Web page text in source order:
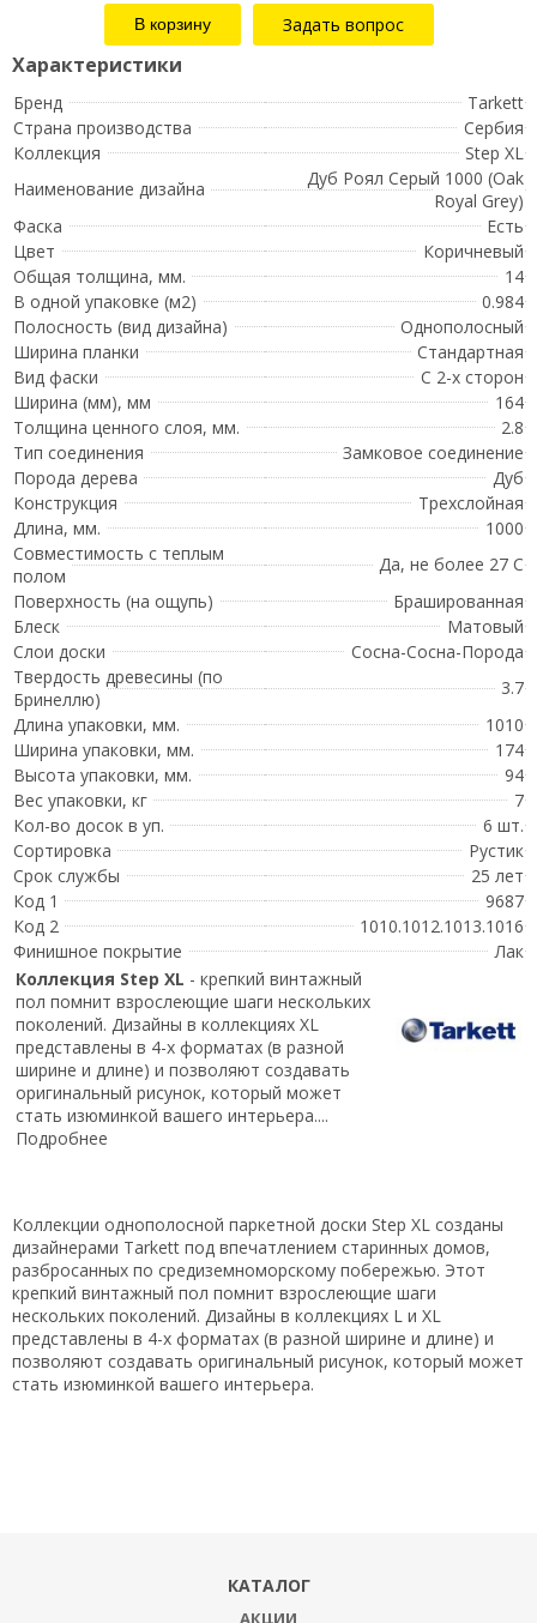
Задать вопрос
Бренд
Tarkett
Страна производства
Сербия
Коллекция
Step XL
Наименование дизайна
Дуб Роял Серый 1000 (Oak
Royal Grey)
Фаска
Есть
Цвет
Коричневый
Общая толщина, мм.
14
В одной упаковке (м2)
0.984
Полосность (вид дизайна)
Однополосный
Ширина планки
Стандартная
Вид фаски
С 2-х сторон
Ширина (мм), мм
164
Толщина ценного слоя, мм.
2.8
Тип соединения
Замковое соединение
Порода дерева
Дуб
Конструкция
Трехслойная
Длина, мм.
1000
Совместимость с теплым
полом
Да, не более 27 С
Поверхность (на ощупь)
Брашированная
Блеск
Матовый
Слои доски
Сосна-Сосна-Порода
Твердость древесины (по
Бринеллю)
3.7
Длина упаковки, мм.
1010
Ширина упаковки, мм.
174
Высота упаковки, мм.
94
Вес упаковки, кг
7
Кол-во досок в уп.
6 шт.
Сортировка
Рустик
Срок службы
25 лет
Код 1
9687
Код 2
1010.1012.1013.1016
Финишное покрытие
Лак
Коллекция Step ХL - крепкий винтажный
пол помнит взрослеющие шаги нескольких
поколений. Дизайны в коллекциях XL
представлены в 4-х форматах (в разной
ширине и длине) и позволяют создавать
оригинальный рисунок, который может
стать изюминкой вашего интерьера....
Подробнее
Коллекции однополосной паркетной доски Step XL созданы
дизайнерами Tarkett под впечатлением старинных домов,
разбросанных по средиземноморскому побережью. Этот
крепкий винтажный пол помнит взрослеющие шаги
нескольких поколений. Дизайны в коллекциях L и XL
представлены в 4-х форматах (в разной ширине и длине) и
позволяют создавать оригинальный рисунок, который может
стать изюминкой вашего интерьера.
КАТАЛОГ
АКЦИИ